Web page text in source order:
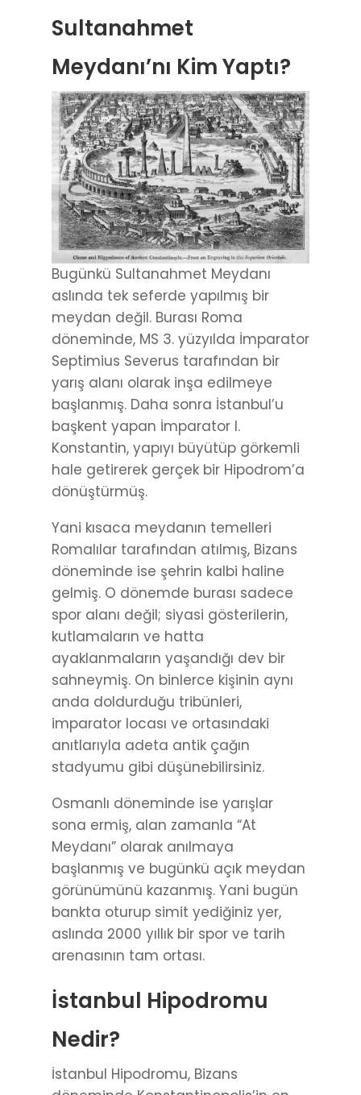
Sultanahmet
Meydanı’nı Kim Yaptı?
Bugünkü Sultanahmet Meydanı
aslında tek seferde yapılmış bir
meydan değil. Burası Roma
döneminde, MS 3. yüzyılda İmparator
Septimius Severus tarafından bir
yarış alanı olarak inşa edilmeye
başlanmış. Daha sonra İstanbul’u
başkent yapan İmparator I.
Konstantin, yapıyı büyütüp görkemli
hale getirerek gerçek bir Hipodrom’a
dönüştürmüş.
Yani kısaca meydanın temelleri
Romalılar tarafından atılmış, Bizans
döneminde ise şehrin kalbi haline
gelmiş. O dönemde burası sadece
spor alanı değil; siyasi gösterilerin,
kutlamaların ve hatta
ayaklanmaların yaşandığı dev bir
sahneymiş. On binlerce kişinin aynı
anda doldurduğu tribünleri,
imparator locası ve ortasındaki
anıtlarıyla adeta antik çağın
stadyumu gibi düşünebilirsiniz.
Osmanlı döneminde ise yarışlar
sona ermiş, alan zamanla “At
Meydanı” olarak anılmaya
başlanmış ve bugünkü açık meydan
görünümünü kazanmış. Yani bugün
bankta oturup simit yediğiniz yer,
aslında 2000 yıllık bir spor ve tarih
arenasının tam ortası.
İstanbul Hipodromu
Nedir?
İstanbul Hipodromu, Bizans